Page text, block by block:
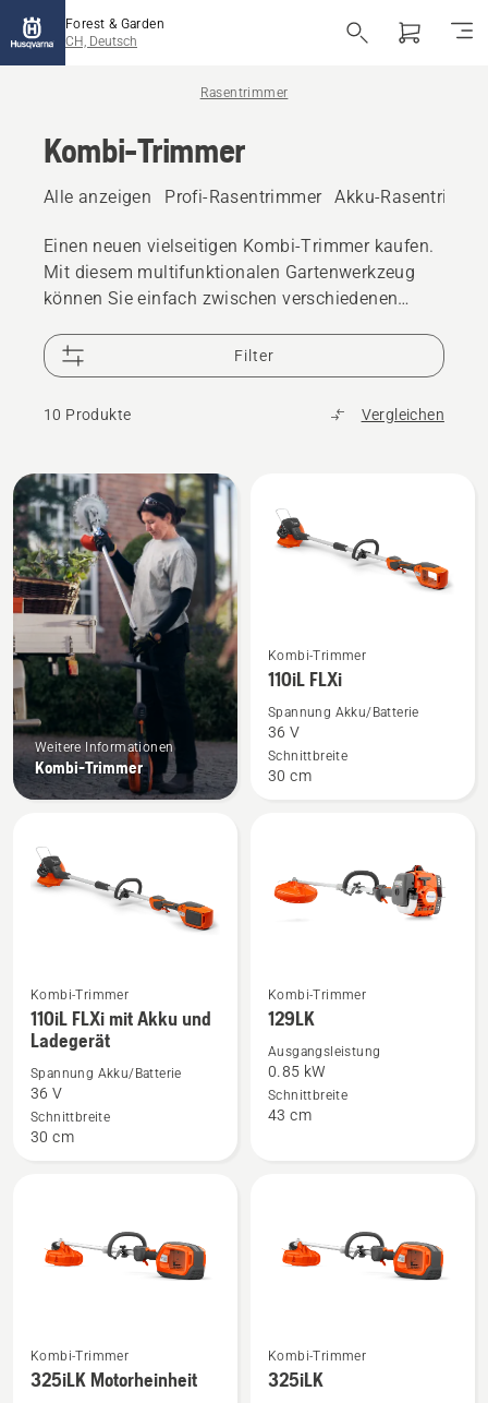
Forest & Garden
CH, Deutsch
Rasentrimmer
Kombi-Trimmer
Alle anzeigen Profi-Rasentrimmer Akku-
Einen neuen vielseitigen Kombi-Trimmer kaufen.
Mit diesem multifunktionalen Gartenwerkzeug
können Sie einfach zwischen verschiedenen
Aufgaben zu bewältigen. Unsere Kombi-Trimmer
sind als akkubetriebene/elektrische und
benzinbetriebene Geräte erhältlich. Wir bieten
Modelle, die sich sowohl für Vorortgärten eignen
Filter
10 Produkte Vergleichen
Alle
Produkte
Weitere Informationen
Kombi-Trimmer
Mehr
Details
110iL
FLXi
anzeigen
Kombi-Trimmer
110iL FLXi
Spannung Akku/Batterie
36 V
Schnittbreite
30 cm
Mehr
Details
zu
110iL
FLXi
mit
anzeigen
Kombi-Trimmer
110iL FLXi mit Akku und
Ladegerät
Spannung Akku/Batterie
36 V
Schnittbreite
30 cm
Mehr
Details
zu
129LK
anzeigen
Kombi-Trimmer
129LK
Ausgangsleistung
0.85 kW
Schnittbreite
43 cm
Mehr
Details
Kombi-Trimmer
325iLK Motorheinheit
Mehr
Details
Kombi-Trimmer
325iLK